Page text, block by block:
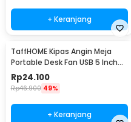
+ Keranjang
TaffHOME Kipas Angin Meja
Portable Desk Fan USB 5 Inch
2.5W - YZ-007
Rp24.100
Rp46.900 49%
+ Keranjang